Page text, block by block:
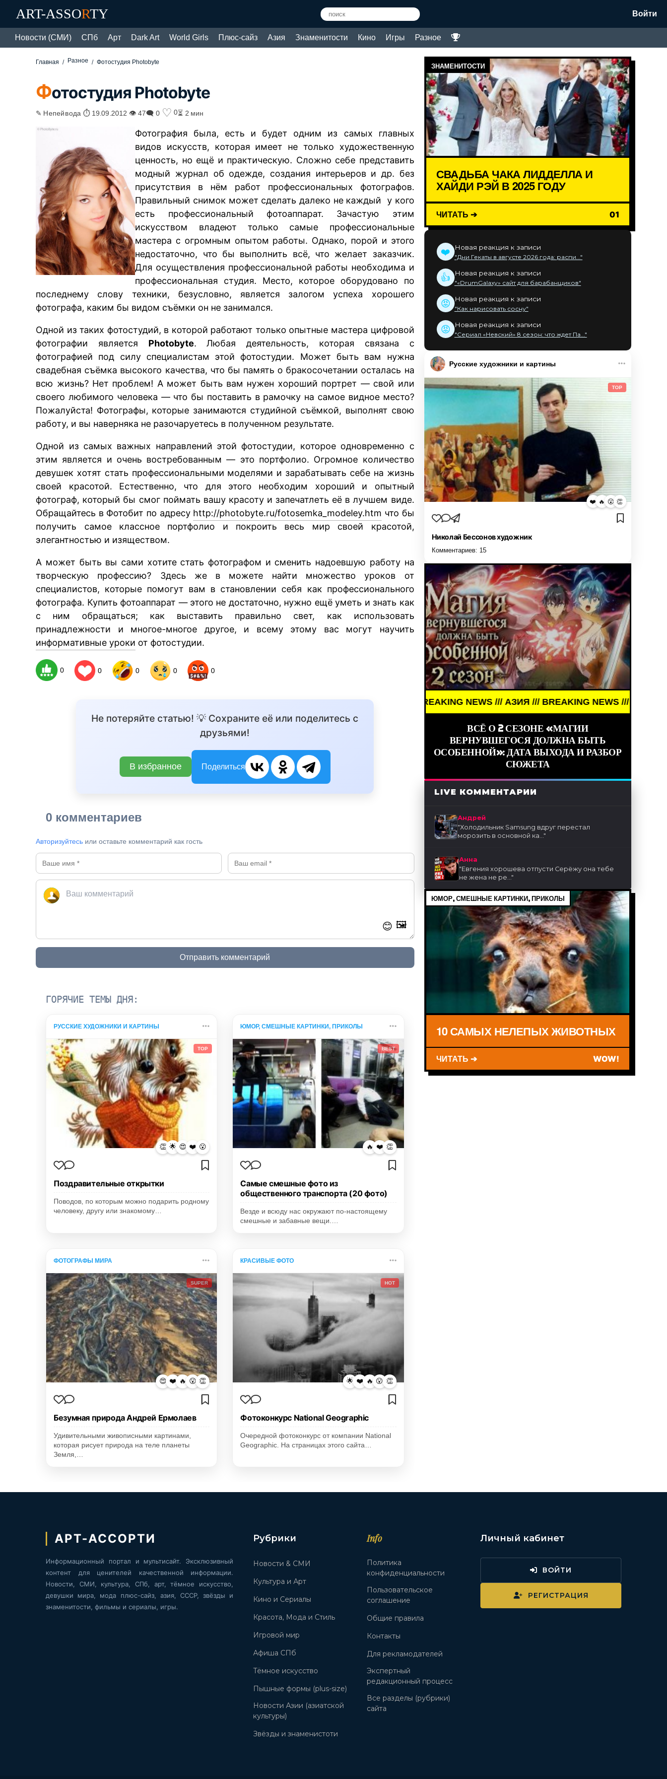
ART-ASSORTY Войти
Новости (СМИ) СПб Арт Dark Art World Girls Плюс-сайз Азия Знаменитости Кино Игры Разное
Главная Разное Фотостудия Photobyte
Фотостудия Photobyte
✎ Непейвода ⏱ 19.09.2012 👁 47🗨 0 ♡ 0⏳ 2 мин
Фотография была, есть и будет одним из самых главных
видов искусств, которая имеет не только художественную
ценность, но ещё и практическую. Сложно себе представить
модный журнал об одежде, создания интерьеров и др. без
присутствия в нём работ профессиональных фотографов.
Правильный снимок может сделать далеко не каждый у кого
есть профессиональный фотоаппарат. Зачастую этим
искусством владеют только самые профессиональные
мастера с огромным опытом работы. Однако, порой и этого
недостаточно, что бы выполнить всё, что желает заказчик.
Для осуществления профессиональной работы необходима и
профессиональная студия. Место, которое оборудовано по
последнему слову техники, безусловно, является залогом успеха хорошего
фотографа, каким бы видом съёмки он не занимался.
Одной из таких фотостудий, в которой работают только опытные мастера цифровой
фотографии является Photobyte. Любая деятельность, которая связана с
фотографией под силу специалистам этой фотостудии. Может быть вам нужна
свадебная съёмка высокого качества, что бы память о бракосочетании осталась на
всю жизнь? Нет проблем! А может быть вам нужен хороший портрет — свой или
своего любимого человека — что бы поставить в рамочку на самое видное место?
Пожалуйста! Фотографы, которые занимаются студийной съёмкой, выполнят свою
работу, и вы наверняка не разочаруетесь в полученном результате.
Одной из самых важных направлений этой фотостудии, которое одновременно с
этим является и очень востребованным — это портфолио. Огромное количество
девушек хотят стать профессиональными моделями и зарабатывать себе на жизнь
своей красотой. Естественно, что для этого необходим хороший и опытный
фотограф, который бы смог поймать вашу красоту и запечатлеть её в лучшем виде.
Обращайтесь в Фотобит по адресу http://photobyte.ru/fotosemka_modeley.htm что бы
получить самое классное портфолио и покроить весь мир своей красотой,
элегантностью и изяществом.
А может быть вы сами хотите стать фотографом и сменить надоевшую работу на
творческую профессию? Здесь же в можете найти множество уроков от
специалистов, которые помогут вам в становлении себя как профессионального
фотографа. Купить фотоаппарат — этого не достаточно, нужно ещё уметь и знать как
с ним обращаться; как выставить правильно свет, как использовать
принадлежности и многое-многое другое, и всему этому вас могут научить
информативные уроки от фотостудии.
0 0 0 0 0
Не потеряйте статью! 💡 Сохраните её или поделитесь с
друзьями!
В избранное Поделиться
0 комментариев
Авторизуйтесь или оставьте комментарий как гость
😊 🖼️
Отправить комментарий
ГОРЯЧИЕ ТЕМЫ ДНЯ:
РУССКИЕ ХУДОЖНИКИ И КАРТИНЫ
TOP
👏 🌟 😍 ❤️ 😮
Поздравительные открытки
Поводов, по которым можно подарить родному
человеку, другу или знакомому…
ЮМОР, СМЕШНЫЕ КАРТИНКИ, ПРИКОЛЫ
BEST
🔥 ❤️ 👏
Самые смешные фото из
общественного транспорта (20 фото)
Везде и всюду нас окружают по-настоящему
смешные и забавные вещи.…
ФОТОГРАФЫ МИРА
SUPER
😍 ❤️ 🔥 😮 👏
Безумная природа Андрей Ермолаев
Удивительными живописными картинами,
которая рисует природа на теле планеты
Земля,…
КРАСИВЫЕ ФОТО
HOT
🌟 ❤️ 🔥 😮 👏
Фотоконкурс National Geographic
Очередной фотоконкурс от компании National
Geographic. На страницах этого сайта…
ЗНАМЕНИТОСТИ
СВАДЬБА ЧАКА ЛИДДЕЛЛА И
ХАЙДИ РЭЙ В 2025 ГОДУ
ЧИТАТЬ ➔ 01
❤️ Новая реакция к записи
"Дни Гекаты в августе 2026 года: распи..."
👍 Новая реакция к записи
"«DrumGalaxy» сайт для барабанщиков"
😡 Новая реакция к записи
"Как нарисовать сосну"
😡 Новая реакция к записи
"Сериал «Невский» 8 сезон: что ждет Па..."
Русские художники и картины
TOP
❤️ 🔥 😮 👏
Николай Бессонов художник
Комментариев: 15
BREAKING NEWS /// АЗИЯ /// BREAKING NEWS /// АЗИЯ ///
ВСЁ О 2 СЕЗОНЕ «МАГИИ
ВЕРНУВШЕГОСЯ ДОЛЖНА БЫТЬ
ОСОБЕННОЙ»: ДАТА ВЫХОДА И РАЗБОР
СЮЖЕТА
LIVE КОММЕНТАРИИ
Андрей
"Холодильник Samsung вдруг перестал
морозить в основной ка..."
Анна
"Евгения хорошева отпусти Серёжу она тебе
не жена не ре..."
ЮМОР, СМЕШНЫЕ КАРТИНКИ, ПРИКОЛЫ
10 САМЫХ НЕЛЕПЫХ ЖИВОТНЫХ
ЧИТАТЬ ➔ WOW!
АРТ-АССОРТИ
Информационный портал и мультисайт. Эксклюзивный
контент для ценителей качественной информации.
Новости, СМИ, культура, СПб, арт, тёмное искусство,
девушки мира, мода плюс-сайз, азия, СССР, звёзды и
знаменитости, фильмы и сериалы, игры.
Рубрики
Новости & СМИ
Культура и Арт
Кино и Сериалы
Красота, Мода и Стиль
Игровой мир
Афиша СПб
Тёмное искусство
Пышные формы (plus-size)
Новости Азии (азиатской
культуры)
Звёзды и знаменистоти
Info
Политика
конфиденциальности
Пользовательское
соглашение
Общие правила
Контакты
Для рекламодателей
Экспертный
редакционный процесс
Все разделы (рубрики)
сайта
Личный кабинет
ВОЙТИ
РЕГИСТРАЦИЯ